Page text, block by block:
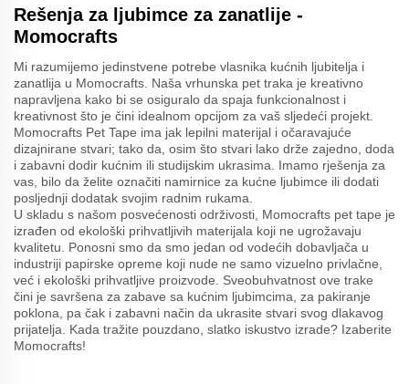
Rešenja za ljubimce za zanatlije -
Momocrafts
Mi razumijemo jedinstvene potrebe vlasnika kućnih ljubitelja i
zanatlija u Momocrafts. Naša vrhunska pet traka je kreativno
napravljena kako bi se osiguralo da spaja funkcionalnost i
kreativnost što je čini idealnom opcijom za vaš sljedeći projekt.
Momocrafts Pet Tape ima jak lepilni materijal i očaravajuće
dizajnirane stvari; tako da, osim što stvari lako drže zajedno, doda
i zabavni dodir kućnim ili studijskim ukrasima. Imamo rješenja za
vas, bilo da želite označiti namirnice za kućne ljubimce ili dodati
posljednji dodatak svojim radnim rukama.
U skladu s našom posvećenosti održivosti, Momocrafts pet tape je
izrađen od ekološki prihvatljivih materijala koji ne ugrožavaju
kvalitetu. Ponosni smo da smo jedan od vodećih dobavljača u
industriji papirske opreme koji nude ne samo vizuelno privlačne,
već i ekološki prihvatljive proizvode. Sveobuhvatnost ove trake
čini je savršena za zabave sa kućnim ljubimcima, za pakiranje
poklona, pa čak i zabavni način da ukrasite stvari svog dlakavog
prijatelja. Kada tražite pouzdano, slatko iskustvo izrade? Izaberite
Momocrafts!